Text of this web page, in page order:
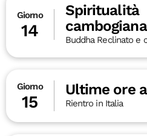
Giorno
14
Spiritualità
cambogiana
Buddha Reclinato e
Giorno
15
Ultime ore
Rientro in Italia